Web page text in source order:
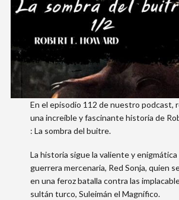
En el episodio 112 de nuestro podcast,
una increíble y fascinante historia de
: La sombra del buitre.
La historia sigue la valiente y enigmática
guerrera mercenaria, Red Sonja, quien
en una feroz batalla contra las
sultán turco, Suleimán el Magnífico.